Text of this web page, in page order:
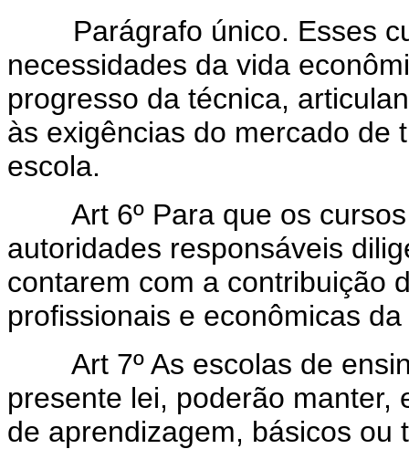
Parágrafo único. Esses
necessidades da vida
progresso da técnica,
às exigências do mercado de
escola.
Art 6º Para que os
autoridades responsáveis
contarem com a contribuição
profissionais e econômicas
Art 7º As escolas de
presente lei, poderão manter,
de aprendizagem, básicos ou